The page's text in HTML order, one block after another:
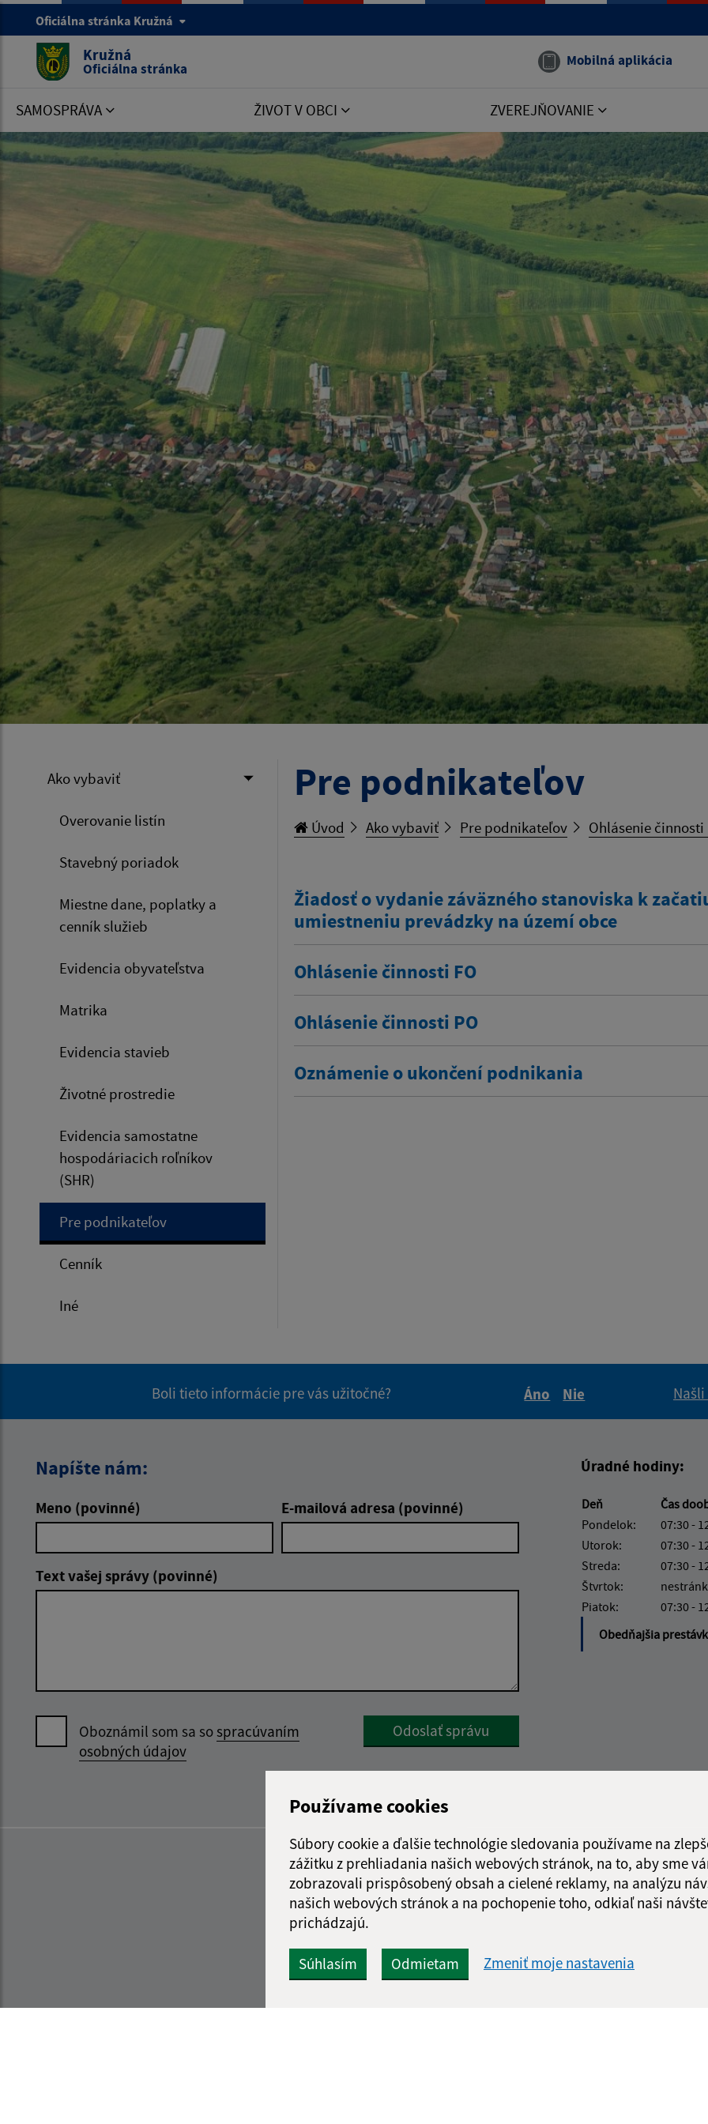
Používame cookies
Súbory cookie a ďalšie technológie sledovania používame na
zážitku z prehliadania našich webových stránok, na to, aby sme
zobrazovali prispôsobený obsah a cielené reklamy, na analýzu
našich webových stránok a na pochopenie toho, odkiaľ naši
prichádzajú.
Súhlasím Odmietam Zmeniť moje nastavenia
Oficiálna stránka Kružná
Kružná
Oficiálna stránka Mobilná aplikácia
SAMOSPRÁVA ŽIVOT V OBCI ZVEREJŇOVANIE
Ako vybaviť
Overovanie listín
Stavebný poriadok
Miestne dane, poplatky a
cenník služieb
Evidencia obyvateľstva
Matrika
Evidencia stavieb
Životné prostredie
Evidencia samostatne
hospodáriacich roľníkov
(SHR)
Pre podnikateľov
Cenník
Iné
Pre podnikateľov
Úvod Ako vybaviť Pre podnikateľov Ohlásenie činnosti
Žiadosť o vydanie záväzného stanoviska k
umiestneniu prevádzky na území obce
Ohlásenie činnosti FO
Ohlásenie činnosti PO
Oznámenie o ukončení podnikania
Boli tieto informácie pre vás užitočné?
Áno
Nie
Napíšte nám:
Meno (povinné) E-mailová adresa (povinné)
Text vašej správy (povinné)
Oboznámil som sa sospracúvaním
osobných údajov
Google reCaptcha Response
Odoslať správu
Úradné hodiny:
Deň Čas
Pondelok:
07:30 -
Utorok:
07:30 -
Streda:
07:30 -
Štvrtok:
Piatok:
07:30 -
Obedňajšia